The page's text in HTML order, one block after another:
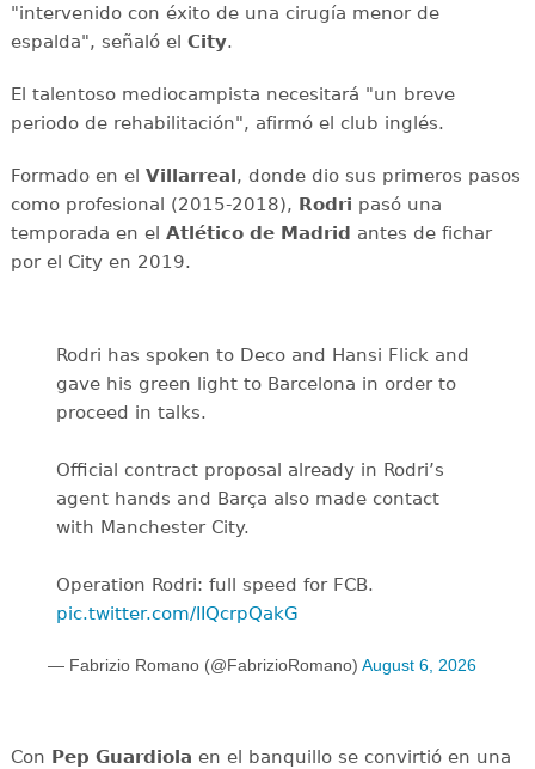
"intervenido con éxito de una cirugía menor de
espalda", señaló el City.
El talentoso mediocampista necesitará "un breve
periodo de rehabilitación", afirmó el club inglés.
Formado en el Villarreal, donde dio sus primeros pasos
como profesional (2015-2018), Rodri pasó una
temporada en el Atlético de Madrid antes de fichar
por el City en 2019.
Rodri has spoken to Deco and Hansi Flick and
gave his green light to Barcelona in order to
proceed in talks.
Official contract proposal already in Rodri’s
agent hands and Barça also made contact
with Manchester City.
Operation Rodri: full speed for FCB.
pic.twitter.com/IIQcrpQakG
— Fabrizio Romano (@FabrizioRomano) August 6, 2026
Con Pep Guardiola en el banquillo se convirtió en una